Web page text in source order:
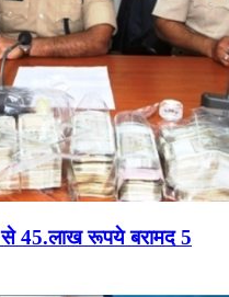
45.लाख रूपये बरामद 5